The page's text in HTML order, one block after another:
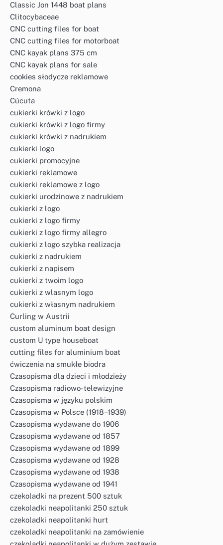
Classic Jon 1448 boat plans
Clitocybaceae
CNC cutting files for boat
CNC cutting files for motorboat
CNC kayak plans 375 cm
CNC kayak plans for sale
cookies słodycze reklamowe
Cremona
Cúcuta
cukierki krówki z logo
cukierki krówki z logo firmy
cukierki krówki z nadrukiem
cukierki logo
cukierki promocyjne
cukierki reklamowe
cukierki reklamowe z logo
cukierki urodzinowe z nadrukiem
cukierki z logo
cukierki z logo firmy
cukierki z logo firmy allegro
cukierki z logo szybka realizacja
cukierki z nadrukiem
cukierki z napisem
cukierki z twoim logo
cukierki z wlasnym logo
cukierki z własnym nadrukiem
Curling w Austrii
custom aluminum boat design
custom U type houseboat
cutting files for aluminium boat
ćwiczenia na smukłe biodra
Czasopisma dla dzieci i młodzieży
Czasopisma radiowo-telewizyjne
Czasopisma w języku polskim
Czasopisma w Polsce (1918–1939)
Czasopisma wydawane do 1906
Czasopisma wydawane od 1857
Czasopisma wydawane od 1899
Czasopisma wydawane od 1928
Czasopisma wydawane od 1938
Czasopisma wydawane od 1941
czekoladki na prezent 500 sztuk
czekoladki neapolitanki 250 sztuk
czekoladki neapolitanki hurt
czekoladki neapolitanki na zamówienie